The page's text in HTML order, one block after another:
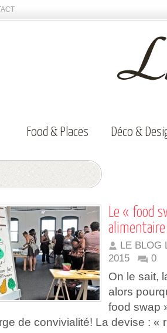
Food & Places Déco &
Le « food
LE BLOG
2015
0
On le sait,
alors
food swap
de convivialité! La devise : «